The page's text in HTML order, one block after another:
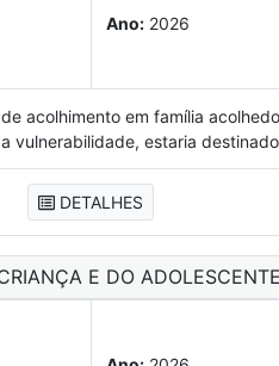
Ano: 2026
acolhimento em família
vulnerabilidade, estaria
DETALHES
E DO